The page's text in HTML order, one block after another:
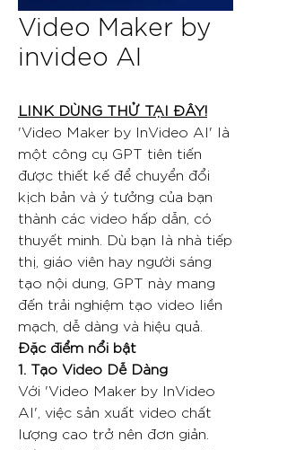
Video Maker by
invideo AI
LINK DÙNG THỬ TẠI ĐÂY!
'Video Maker by InVideo AI' là
một công cụ GPT tiên tiến
được thiết kế để chuyển đổi
kịch bản và ý tưởng của bạn
thành các video hấp dẫn, có
thuyết minh. Dù bạn là nhà tiếp
thị, giáo viên hay người sáng
tạo nội dung, GPT này mang
đến trải nghiệm tạo video liền
mạch, dễ dàng và hiệu quả.
Đặc điểm nổi bật
1. Tạo Video Dễ Dàng
Với 'Video Maker by InVideo
AI', việc sản xuất video chất
lượng cao trở nên đơn giản.